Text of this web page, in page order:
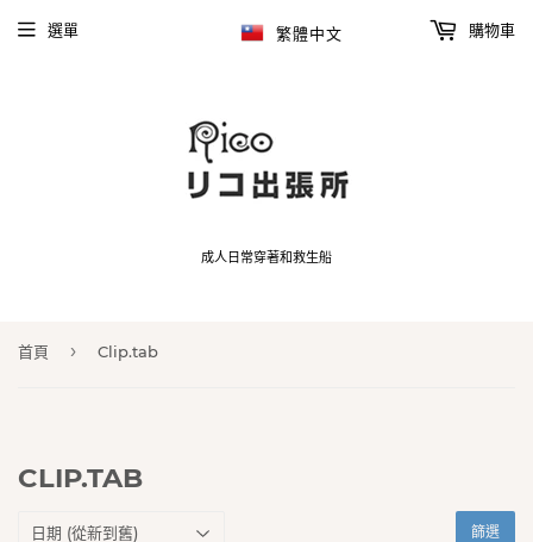
成人日常穿著和救生船
繁體中文
選單 購物車
首頁 › Clip.tab
CLIP.TAB
篩選